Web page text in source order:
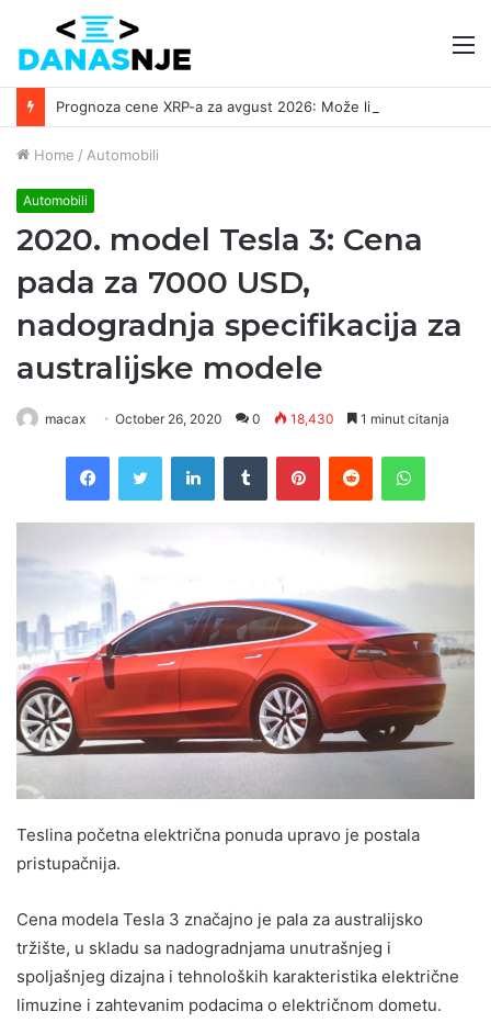
Home / Automobili
Automobili
2020. model Tesla 3: Cena
pada za 7000 USD,
nadogradnja specifikacija za
australijske modele
macax October 26, 2020 0 18,430 1 minut citanja
FacebookTwitter LinkedInTumblr PinterestReddit
Teslina početna električna ponuda upravo je postala
pristupačnija.
Cena modela Tesla 3 značajno je pala za australijsko
tržište, u skladu sa nadogradnjama unutrašnjeg i
spoljašnjeg dizajna i tehnoloških karakteristika električne
limuzine i zahtevanim podacima o električnom dometu.